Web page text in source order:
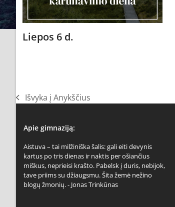
Liepos 6 d.
previous
Išvyka į Anykščius
Apie gimnaziją:
Aistuva – tai milžiniška šalis: gali eiti devynis
kartus po tris dienas ir naktis per ošiančius
miškus, neprieisi krašto. Pabelsk į duris, nebijok,
tave priims su džiaugsmu. Šita žemė nežino
blogų žmonių. - Jonas Trinkūnas